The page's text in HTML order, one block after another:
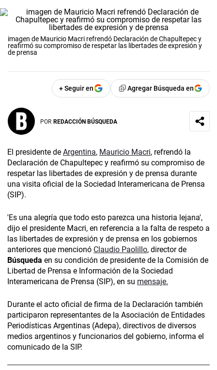
imagen de Mauricio Macri refrendó Declaración de Chapultepec y
reafirmó su compromiso de respetar las libertades de expresión y
de prensa
+ Seguir en Agregar Búsqueda en
POR REDACCIÓN BÚSQUEDA
El presidente de Argentina, Mauricio Macri, refrendó la
Declaración de Chapultepec y reafirmó su compromiso de
respetar las libertades de expresión y de prensa durante
una visita oficial de la Sociedad Interamericana de Prensa
(SIP).
'Es una alegría que todo esto parezca una historia lejana',
dijo el presidente Macri, en referencia a la falta de respeto a
las libertades de expresión y de prensa en los gobiernos
anteriores que mencionó Claudio Paolillo, director de
Búsqueda en su condición de presidente de la Comisión de
Libertad de Prensa e Información de la Sociedad
Interamericana de Prensa (SIP), en su mensaje.
Durante el acto oficial de firma de la Declaración también
participaron representantes de la Asociación de Entidades
Periodísticas Argentinas (Adepa), directivos de diversos
medios argentinos y funcionarios del gobierno, informa el
comunicado de la SIP.